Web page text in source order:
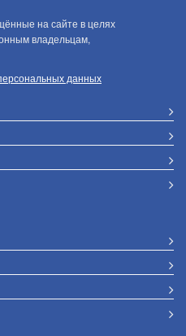
на сайте в целях
владельцам,
данных